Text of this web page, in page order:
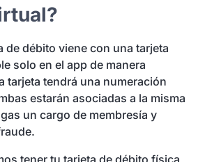
de débito viene con una tarjeta
solo en el app de manera
tarjeta tendrá una numeración
estarán asociadas a la misma
un cargo de membresía y
tener tu tarjeta de débito física